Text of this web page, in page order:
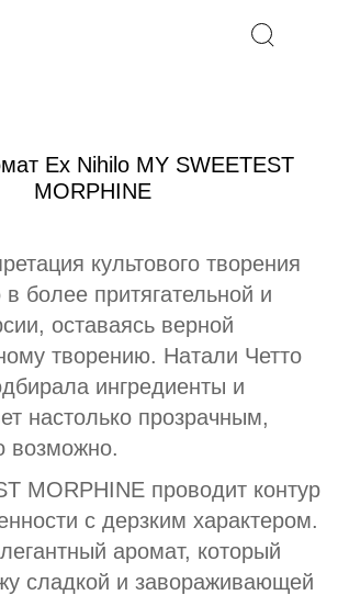
Ex Nihilo MY SWEETEST
MORPHINE
культового творения
более притягательной и
оставаясь верной
творению. Натали Четто
ингредиенты и
настолько прозрачным,
возможно.
MORPHINE проводит контур
с дерзким характером.
аромат, который
сладкой и завораживающей